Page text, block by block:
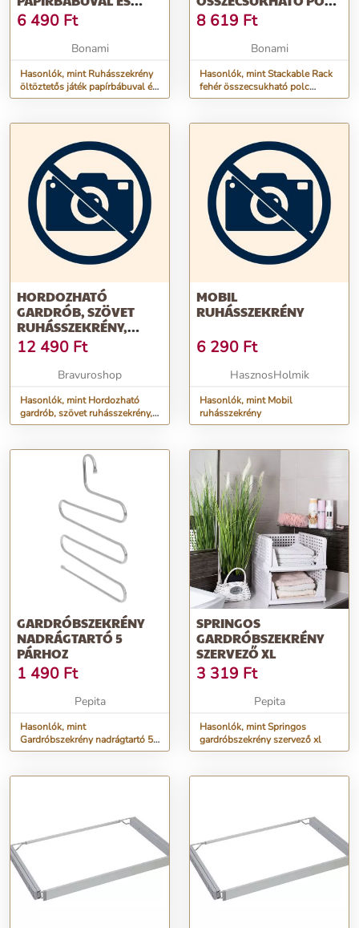
KIEGÉSZÍTŐKKEL -
DJECO
6 490 Ft
Bonami
Hasonlók, mint Ruhásszekrény
öltöztetős játék papírbábuval és
kiegészítőkkel - Djeco
RUHÁSSZEKRÉNYBE -
COMPACTOR
8 619 Ft
Bonami
Hasonlók, mint Stackable Rack
fehér összecsukható polc
ruhásszekrénybe - Compactor
HORDOZHATÓ
GARDRÓB, SZÖVET
RUHÁSSZEKRÉNY,
RUHATÁROLÓ, 14
POLCOS, 170 X 170 CM -
FEKETE
12 490 Ft
Bravuroshop
Hasonlók, mint Hordozható
gardrób, szövet ruhásszekrény,
ruhatároló, 14 polcos, 170 x
MOBIL
RUHÁSSZEKRÉNY
6 290 Ft
HasznosHolmik
Hasonlók, mint Mobil
ruhásszekrény
GARDRÓBSZEKRÉNY
NADRÁGTARTÓ 5
PÁRHOZ
1 490 Ft
Pepita
Hasonlók, mint
Gardróbszekrény nadrágtartó 5
párhoz
SPRINGOS
GARDRÓBSZEKRÉNY
SZERVEZŐ XL
3 319 Ft
Pepita
Hasonlók, mint Springos
gardróbszekrény szervező xl